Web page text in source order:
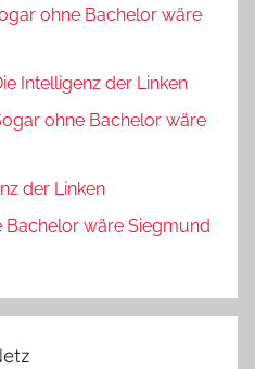
ohne Bachelor wäre
Intelligenz der Linken
ohne Bachelor wäre
der Linken
Bachelor wäre Siegmund